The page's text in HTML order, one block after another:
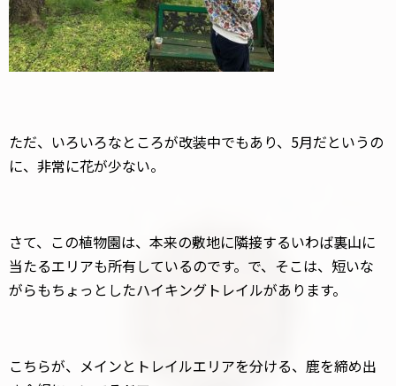
ただ、いろいろなところが改装中でもあり、5月だというの
に、非常に花が少ない。
さて、この植物園は、本来の敷地に隣接するいわば裏山に
当たるエリアも所有しているのです。で、そこは、短いな
がらもちょっとしたハイキングトレイルがあります。
こちらが、メインとトレイルエリアを分ける、鹿を締め出